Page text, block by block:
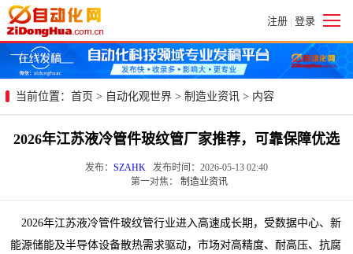
注册 | 登录
当前位置： 首页 > 自动化观世界 > 制造业资讯 > 内容
2026年江苏液冷管件玻纹管厂家推荐，可靠保障优选
发布： SZAHK 发布时间：2026-05-13 02:40
第一对焦： 制造业资讯
2026年江苏液冷管件玻纹管行业进入高速成长期，受数据中心、新
能源储能及半导体设备散热需求驱动，市场对高精度、耐高压、抗腐